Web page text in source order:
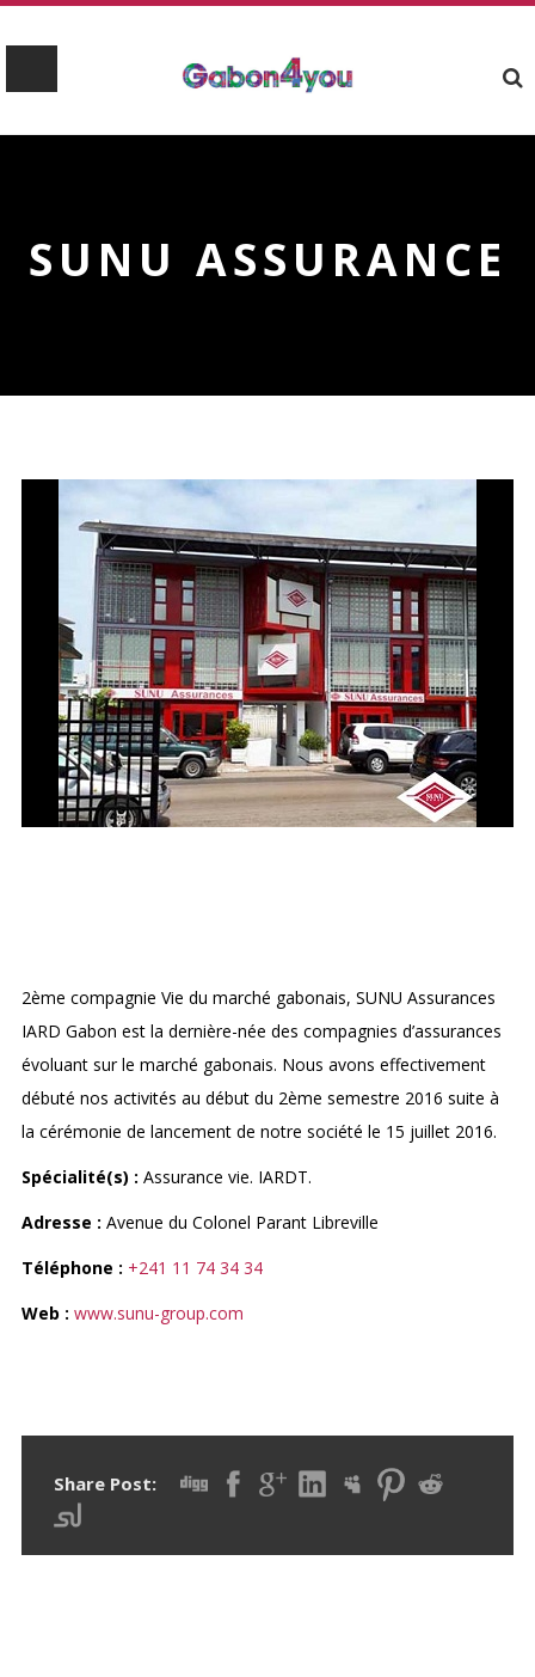
SUNU ASSURANCE
2ème compagnie Vie du marché gabonais, SUNU Assurances
IARD Gabon est la dernière-née des compagnies d’assurances
évoluant sur le marché gabonais. Nous avons effectivement
débuté nos activités au début du 2ème semestre 2016 suite à
la cérémonie de lancement de notre société le 15 juillet 2016.
Spécialité(s) : Assurance vie. IARDT.
Adresse : Avenue du Colonel Parant Libreville
Téléphone : +241 11 74 34 34
Web : www.sunu-group.com
Share Post: